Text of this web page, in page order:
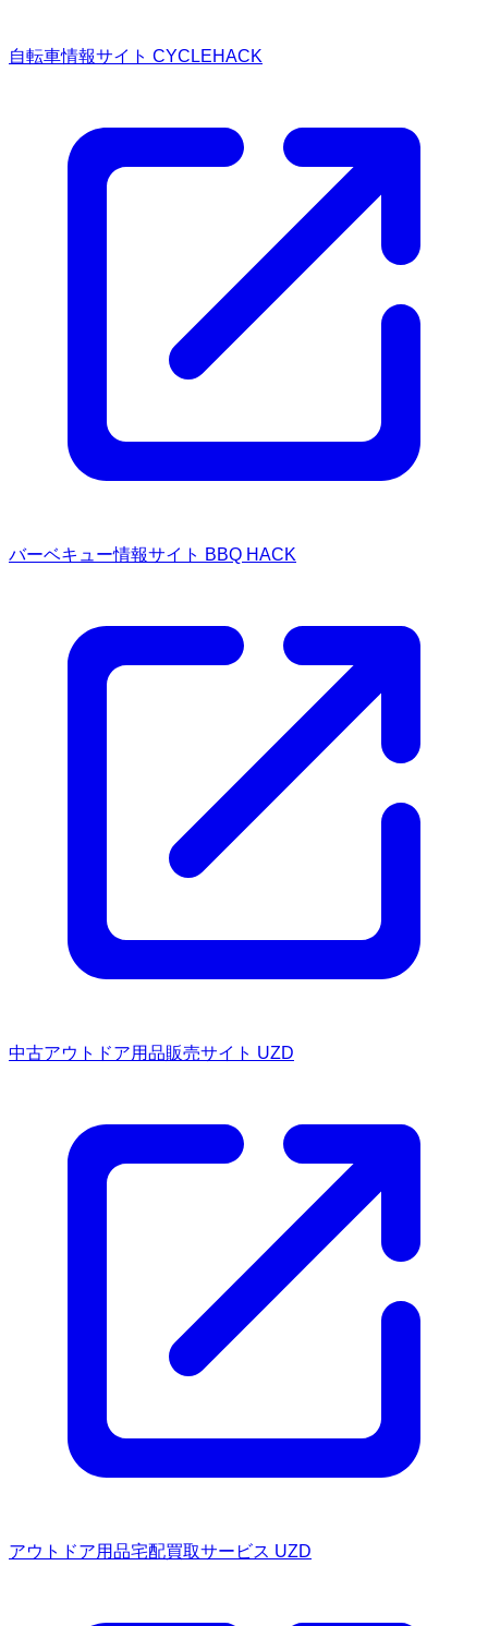
自転車情報サイト CYCLEHACK
バーベキュー情報サイト BBQ HACK
中古アウトドア用品販売サイト UZD
アウトドア用品宅配買取サービス UZD